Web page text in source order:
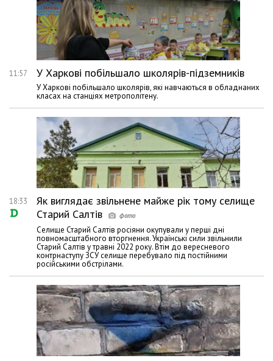
11:57 У Харкові побільшало школярів-підземників
У Харкові побільшало школярів, які навчаються в обладнаних
класах на станціях метрополітену.
18:33
Як виглядає звільнене майже рік тому селище
Старий Салтів
Селище Старий Салтів росіяни окупували у перші дні
повномасштабного вторгнення. Українські сили звільнили
Старий Салтів у травні 2022 року. Втім до вересневого
контрнаступу ЗСУ селище перебувало під постійними
російськими обстрілами.